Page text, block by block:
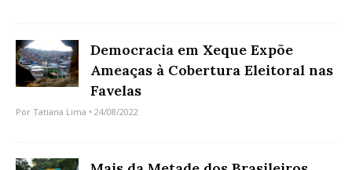
Democracia em Xeque Expõe
Ameaças à Cobertura Eleitoral nas
Favelas
Por Tatiana Lima • 24/08/2022